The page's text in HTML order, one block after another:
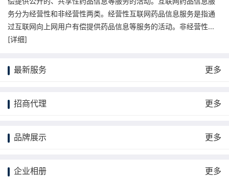
务分为经营性和非经营性两类。经营性互联网药品信息服务是指通
过互联网向上网用户有偿提供药品信息等服务的活动。非经营性...
[详细]
最新服务 更多
招商代理 更多
品牌展示 更多
企业相册 更多